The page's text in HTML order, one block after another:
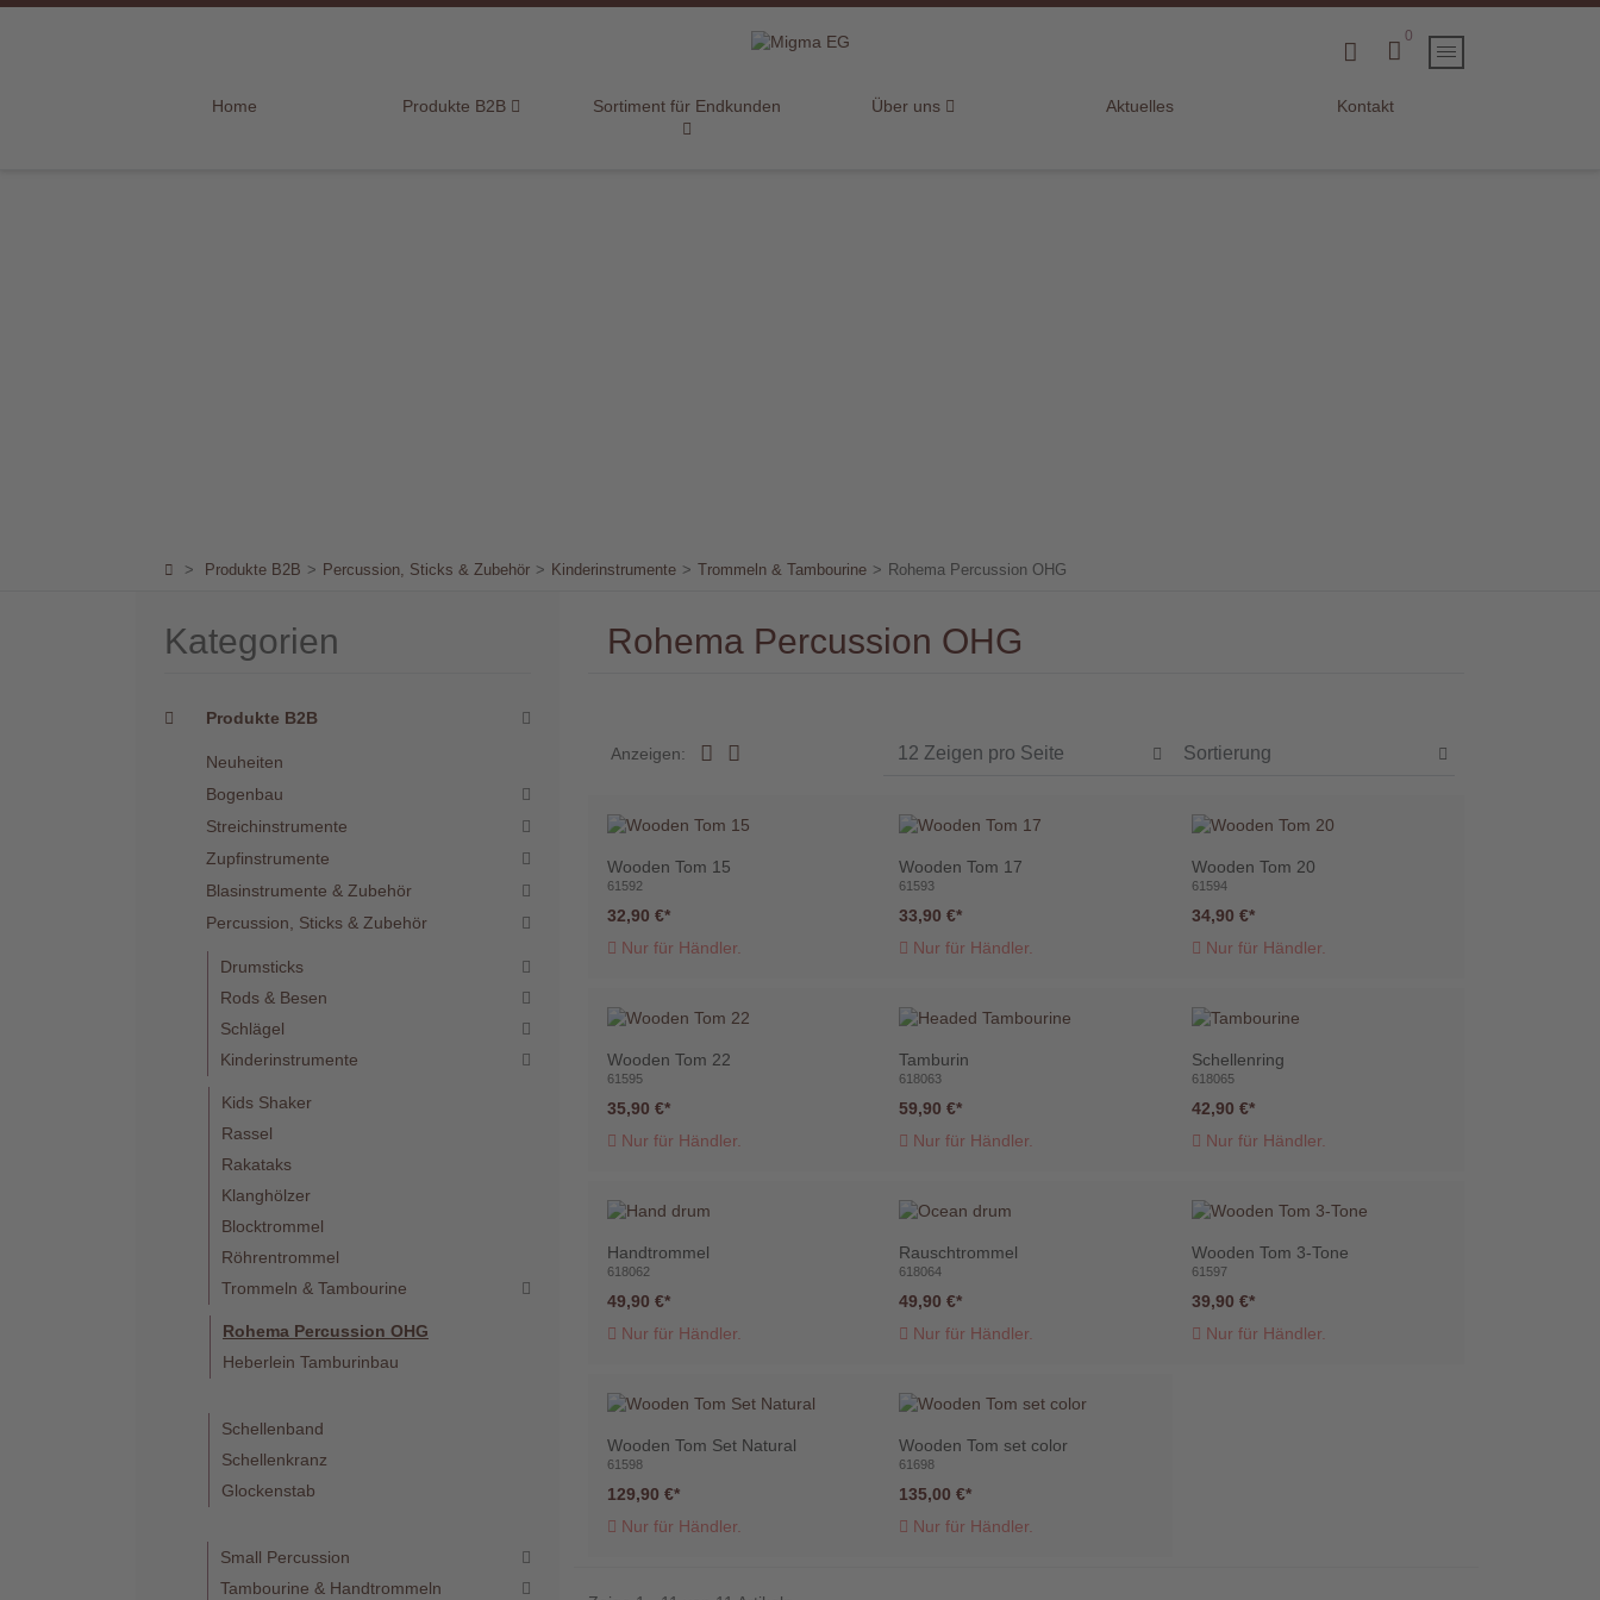
0
Home Produkte B2B Sortiment für Endkunden Über uns Aktuelles Kontakt
> Produkte B2B > Percussion, Sticks & Zubehör > Kinderinstrumente > Trommeln & Tambourine > Rohema Percussion OHG
Kategorien
Produkte B2B
Neuheiten
Bogenbau
Streichinstrumente
Zupfinstrumente
Blasinstrumente & Zubehör
Percussion, Sticks & Zubehör
Drumsticks
Rods & Besen
Schlägel
Kinderinstrumente
Kids Shaker
Rassel
Rakataks
Klanghölzer
Blocktrommel
Röhrentrommel
Trommeln & Tambourine
Rohema Percussion OHG
Heberlein Tamburinbau
Schellenband
Schellenkranz
Glockenstab
Small Percussion
Tambourine & Handtrommeln
Rohema Percussion OHG
Anzeigen:
Wooden Tom 15
61592
32,90 €
Nur für Händler.
Wooden Tom 17
61593
33,90 €
Nur für Händler.
Wooden Tom 20
61594
34,90 €
Nur für Händler.
Wooden Tom 22
61595
35,90 €
Nur für Händler.
Tamburin
618063
59,90 €
Nur für Händler.
Schellenring
618065
42,90 €
Nur für Händler.
Handtrommel
618062
49,90 €
Nur für Händler.
Rauschtrommel
618064
49,90 €
Nur für Händler.
Wooden Tom 3-Tone
61597
39,90 €
Nur für Händler.
Wooden Tom Set Natural
61598
129,90 €
Nur für Händler.
Wooden Tom set color
61698
135,00 €
Nur für Händler.